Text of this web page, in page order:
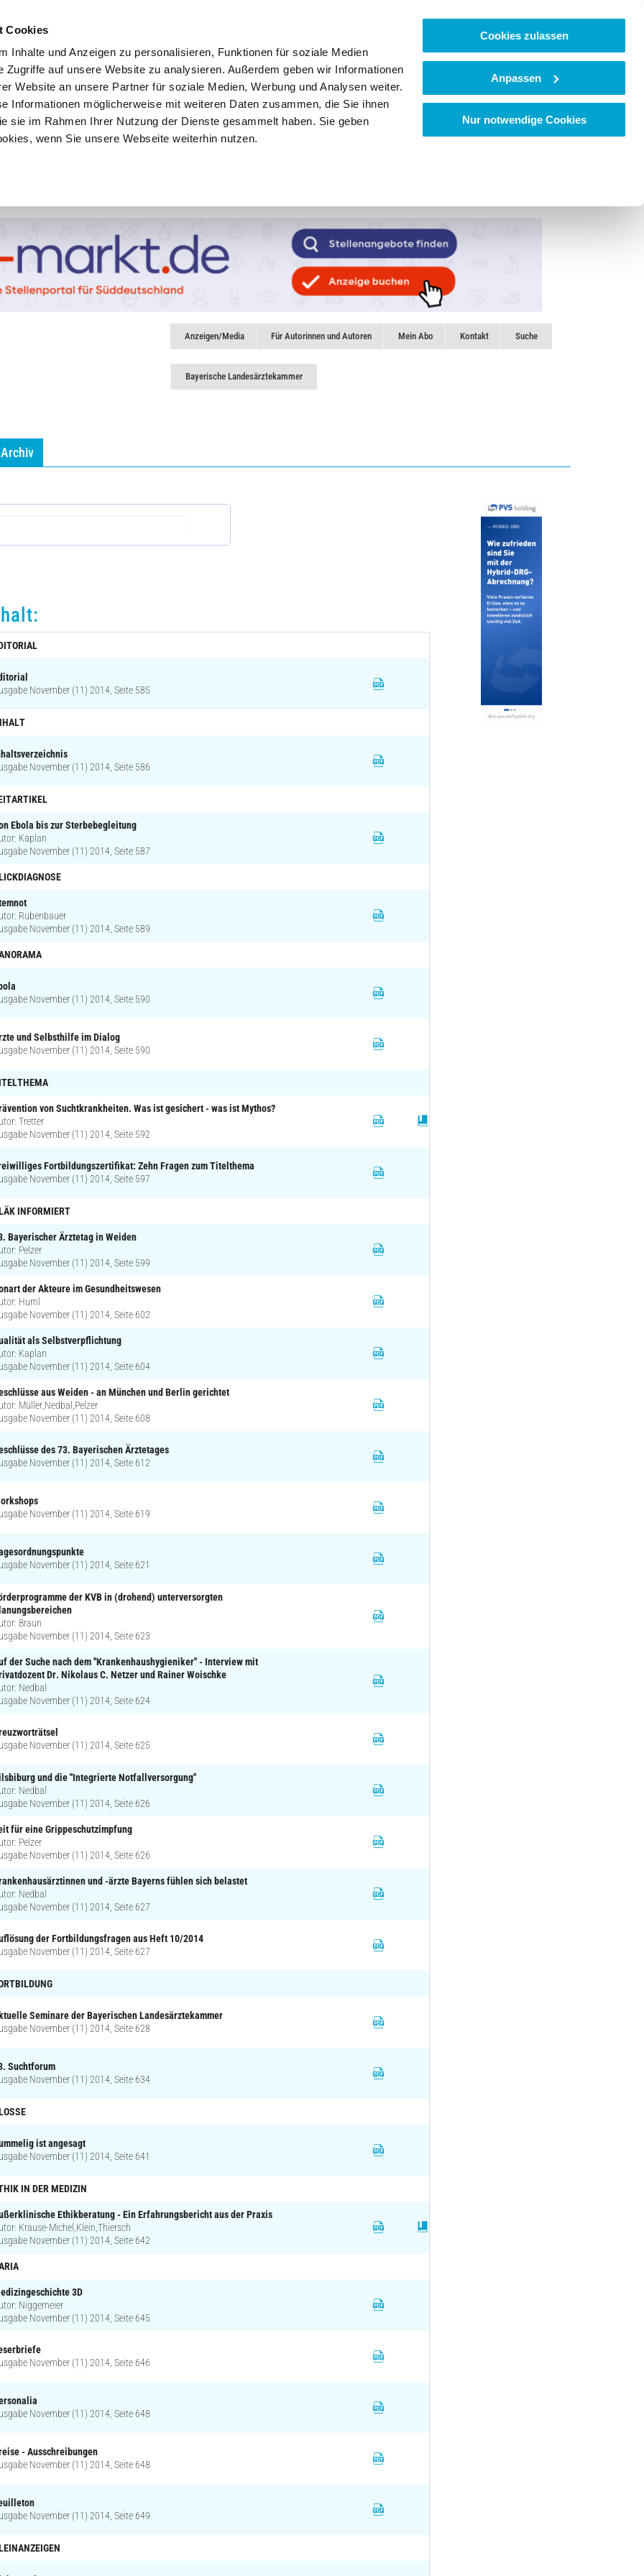
Cookies
Inhalte und Anzeigen zu personalisieren, Funktionen für soziale Medien
Zugriffe auf unsere Website zu analysieren. Außerdem geben wir Informationen
Website an unsere Partner für soziale Medien, Werbung und Analysen weiter.
Informationen möglicherweise mit weiteren Daten zusammen, die Sie ihnen
sie im Rahmen Ihrer Nutzung der Dienste gesammelt haben. Sie geben
wenn Sie unsere Webseite weiterhin nutzen.
Cookies zulassen
Anpassen
Nur notwendige Cookies
Anzeigen/Media Für Autorinnen und Autoren Mein Abo Kontakt Suche
Bayerische Landesärztekammer
Archiv
November (11) 2014, Seite 585
November (11) 2014, Seite 586
Ebola bis zur Sterbebegleitung
Kaplan
November (11) 2014, Seite 587
Rubenbauer
November (11) 2014, Seite 589
November (11) 2014, Seite 590
und Selbsthilfe im Dialog
November (11) 2014, Seite 590
von Suchtkrankheiten. Was ist gesichert - was ist Mythos?
Tretter
November (11) 2014, Seite 592
Fortbildungszertifikat: Zehn Fragen zum Titelthema
November (11) 2014, Seite 597
INFORMIERT
Bayerischer Ärztetag in Weiden
Pelzer
November (11) 2014, Seite 599
der Akteure im Gesundheitswesen
Huml
November (11) 2014, Seite 602
als Selbstverpflichtung
Kaplan
November (11) 2014, Seite 604
aus Weiden - an München und Berlin gerichtet
Müller,Nedbal,Pelzer
November (11) 2014, Seite 608
des 73. Bayerischen Ärztetages
November (11) 2014, Seite 612
November (11) 2014, Seite 619
November (11) 2014, Seite 621
der KVB in (drohend) unterversorgten
Braun
November (11) 2014, Seite 623
der Suche nach dem ''Krankenhaushygieniker'' - Interview mit
Dr. Nikolaus C. Netzer und Rainer Woischke
Nedbal
November (11) 2014, Seite 624
November (11) 2014, Seite 625
und die ''Integrierte Notfallversorgung''
Nedbal
November (11) 2014, Seite 626
für eine Grippeschutzimpfung
Pelzer
November (11) 2014, Seite 626
und -ärzte Bayerns fühlen sich belastet
Nedbal
November (11) 2014, Seite 627
der Fortbildungsfragen aus Heft 10/2014
November (11) 2014, Seite 627
Seminare der Bayerischen Landesärztekammer
November (11) 2014, Seite 628
Suchtforum
November (11) 2014, Seite 634
ist angesagt
November (11) 2014, Seite 641
IN DER MEDIZIN
Ethikberatung - Ein Erfahrungsbericht aus der Praxis
Krause-Michel,Klein,Thiersch
November (11) 2014, Seite 642
3D
Niggemeier
November (11) 2014, Seite 645
November (11) 2014, Seite 646
November (11) 2014, Seite 648
- Ausschreibungen
November (11) 2014, Seite 648
November (11) 2014, Seite 649